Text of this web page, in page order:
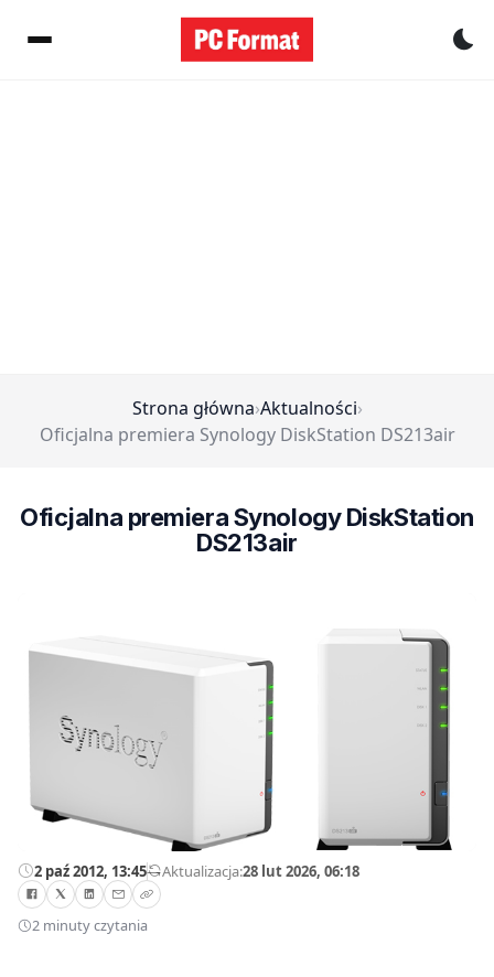
Strona główna›Aktualności›
Oficjalna premiera Synology DiskStation DS213air
Oficjalna premiera Synology DiskStation
DS213air
2 paź 2012, 13:45—Aktualizacja:28 lut 2026, 06:18
2 minuty czytania